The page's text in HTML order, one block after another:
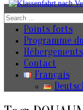
Skip
to
contentPoints forts
Programme
Hébergements
Contact
Français